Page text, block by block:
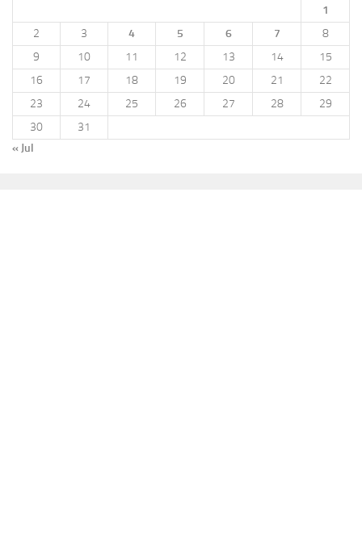
1
2
3 4 5 6 7
8
9
10 11 12 13 14
15
16
17 18 19 20 21
22
23
24 25 26 27 28
29
30
31
« Jul